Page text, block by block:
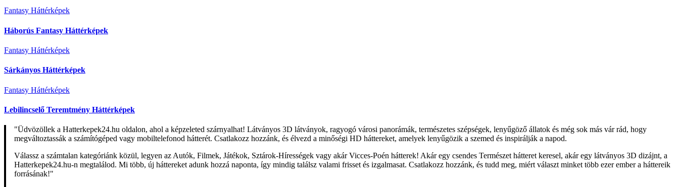
Fantasy Háttérképek
Háborús Fantasy Háttérképek
Fantasy Háttérképek
Sárkányos Háttérképek
Fantasy Háttérképek
Lebilincselő Teremtmény Háttérképek
"Üdvözöllek a Hatterkepek24.hu oldalon, ahol a képzeleted szárnyalhat! Látványos 3D látványok, ragyogó városi panorámák, természetes szépségek, lenyűgöző állatok és még sok más vár rád, hogy
megváltoztassák a számítógéped vagy mobiltelefonod hátterét. Csatlakozz hozzánk, és élvezd a minőségi HD háttereket, amelyek lenyűgözik a szemed és inspirálják a napod.
Válassz a számtalan kategóriánk közül, legyen az Autók, Filmek, Játékok, Sztárok-Hírességek vagy akár Vicces-Poén hátterek! Akár egy csendes Természet hátteret keresel, akár egy látványos 3D dizájnt, a
Hatterkepek24.hu-n megtalálod. Mi több, új háttereket adunk hozzá naponta, így mindig találsz valami frisset és izgalmasat. Csatlakozz hozzánk, és tudd meg, miért választ minket több ezer ember a háttereik
forrásának!"